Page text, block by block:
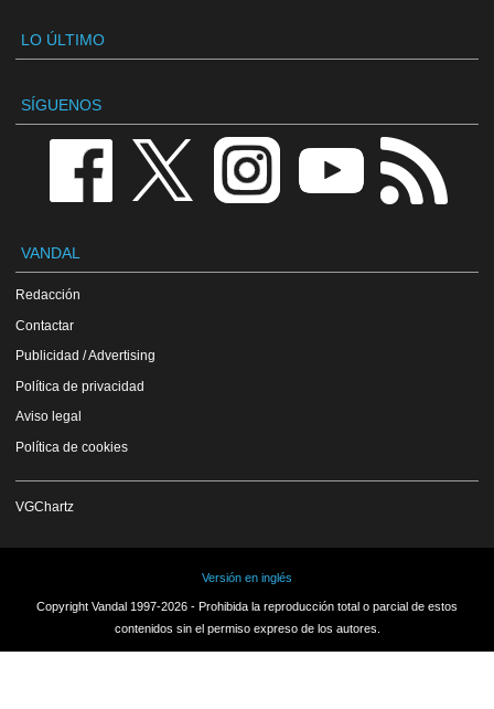
LO ÚLTIMO
SÍGUENOS
VANDAL
Redacción
Contactar
Publicidad / Advertising
Política de privacidad
Aviso legal
Política de cookies
VGChartz
Versión en inglés
Copyright Vandal 1997-2026 - Prohibida la reproducción total o parcial de estos
contenidos sin el permiso expreso de los autores.